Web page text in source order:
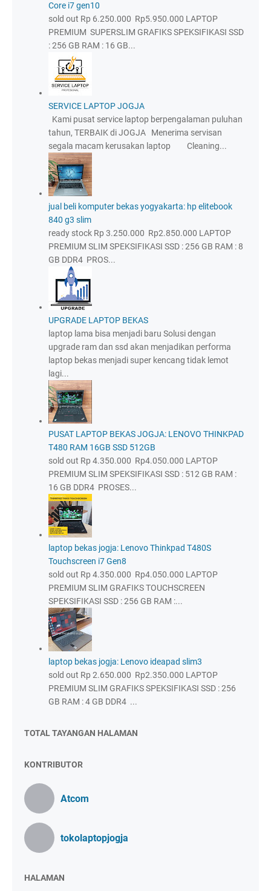
Core i7 gen10
sold out Rp 6.250.000 Rp5.950.000 LAPTOP
PREMIUM SUPERSLIM GRAFIKS SPEKSIFIKASI SSD
: 256 GB RAM : 16 GB...
SERVICE LAPTOP JOGJA
Kami pusat service laptop berpengalaman puluhan
tahun, TERBAIK di JOGJA Menerima servisan
segala macam kerusakan laptop Cleaning...
jual beli komputer bekas yogyakarta: hp elitebook
840 g3 slim
ready stock Rp 3.250.000 Rp2.850.000 LAPTOP
PREMIUM SLIM SPEKSIFIKASI SSD : 256 GB RAM : 8
GB DDR4 PROS...
UPGRADE LAPTOP BEKAS
laptop lama bisa menjadi baru Solusi dengan
upgrade ram dan ssd akan menjadikan performa
laptop bekas menjadi super kencang tidak lemot
lagi...
PUSAT LAPTOP BEKAS JOGJA: LENOVO THINKPAD
T480 RAM 16GB SSD 512GB
sold out Rp 4.350.000 Rp4.050.000 LAPTOP
PREMIUM SLIM SPEKSIFIKASI SSD : 512 GB RAM :
16 GB DDR4 PROSES...
laptop bekas jogja: Lenovo Thinkpad T480S
Touchscreen i7 Gen8
sold out Rp 4.350.000 Rp4.050.000 LAPTOP
PREMIUM SLIM GRAFIKS TOUCHSCREEN
SPEKSIFIKASI SSD : 256 GB RAM :...
laptop bekas jogja: Lenovo ideapad slim3
sold out Rp 2.650.000 Rp2.350.000 LAPTOP
PREMIUM SLIM GRAFIKS SPEKSIFIKASI SSD : 256
GB RAM : 4 GB DDR4 ...
TOTAL TAYANGAN HALAMAN
KONTRIBUTOR
Atcom
tokolaptopjogja
HALAMAN